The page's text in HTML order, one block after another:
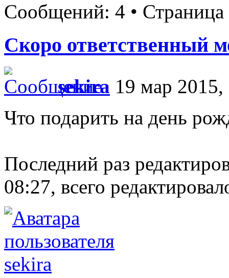
Сообщений: 4 • Страница
Скоро ответственный
sekira 19 мар 2015,
Что подарить на день
Последний раз
08:27, всего
sekira